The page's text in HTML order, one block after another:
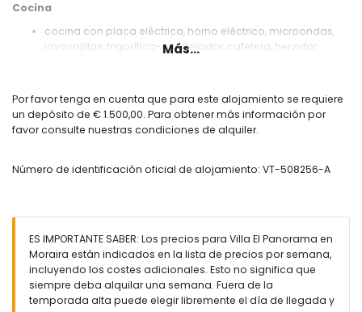
Cocina
cocina con placa eléctrica, horno eléctrico, microondas,
lavavajillas, frigorífico-congelador, cafetera, hervidor
dormitorio con aire acondicionado, cama doble, televisión,
ventilador y baño en suite
dormitorio con aire acondicionado, cama doble y
baño con doble lavabo, bañera, ducha y WC
Exterior de esta villa de lujo
parcela grande y cerrada
piscina privada climatizada de 12m x 5m y 2m de
profundidad
Más...
Por favor tenga en cuenta que para este alojamiento se requiere
un depósito de € 1.500,00. Para obtener más información por
favor consulte nuestras condiciones de alquiler.
Número de identificación oficial de alojamiento: VT-508256-A
ES IMPORTANTE SABER: Los precios para Villa El Panorama en
Moraira están indicados en la lista de precios por semana,
incluyendo los costes adicionales. Esto no significa que
siempre deba alquilar una semana. Fuera de la
temporada alta puede elegir libremente el día de llegada y